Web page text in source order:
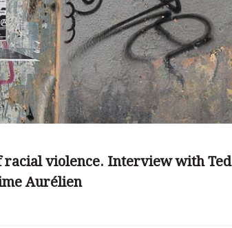
racial violence. Interview with Ted
Aurélien